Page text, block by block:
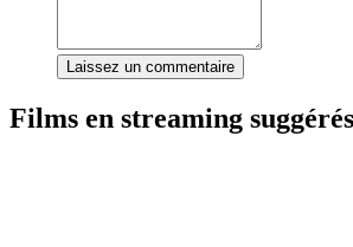
Laissez un commentaire
Films en streaming suggérés